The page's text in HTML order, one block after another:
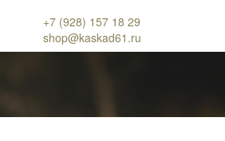
+7 (928) 157 18 29
shop@kaskad61.ru